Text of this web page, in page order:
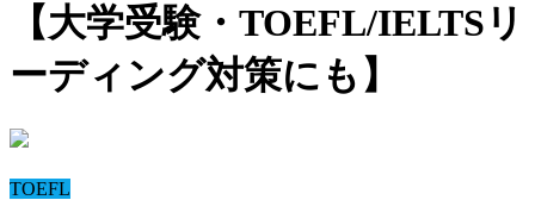
【大学受験・TOEFL/IELTSリ
ーディング対策にも】
TOEFL